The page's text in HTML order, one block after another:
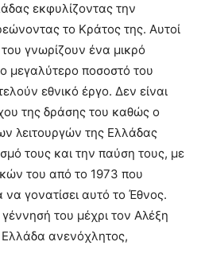
εκφυλίζοντας την
το Κράτος της. Αυτοί
γνωρίζουν ένα μικρό
μεγαλύτερο ποσοστό του
εθνικό έργο. Δεν είναι
της δράσης του καθώς ο
λειτουργών της Ελλάδας
τους και την παύση τους, με
του από το 1973 που
γονατίσει αυτό το Έθνος.
του μέχρι τον Αλέξη
ανενόχλητος,